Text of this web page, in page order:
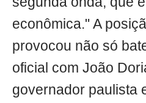
econômica." A
provocou não só
oficial com João
governador paulista